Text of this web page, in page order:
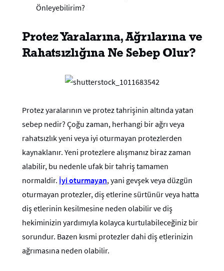
Önleyebilirim?
Protez Yaralarına, Ağrılarına ve
Rahatsızlığına Ne Sebep Olur?
Protez yaralarının ve protez tahrişinin altında yatan
sebep nedir? Çoğu zaman, herhangi bir ağrı veya
rahatsızlık yeni veya iyi oturmayan protezlerden
kaynaklanır. Yeni protezlere alışmanız biraz zaman
alabilir, bu nedenle ufak bir tahriş tamamen
normaldir. İyi oturmayan, yani gevşek veya düzgün
oturmayan protezler, diş etlerine sürtünür veya hatta
diş etlerinin kesilmesine neden olabilir ve diş
hekiminizin yardımıyla kolayca kurtulabileceğiniz bir
sorundur. Bazen kısmi protezlerdahi diş etlerinizin
ağrımasına neden olabilir.